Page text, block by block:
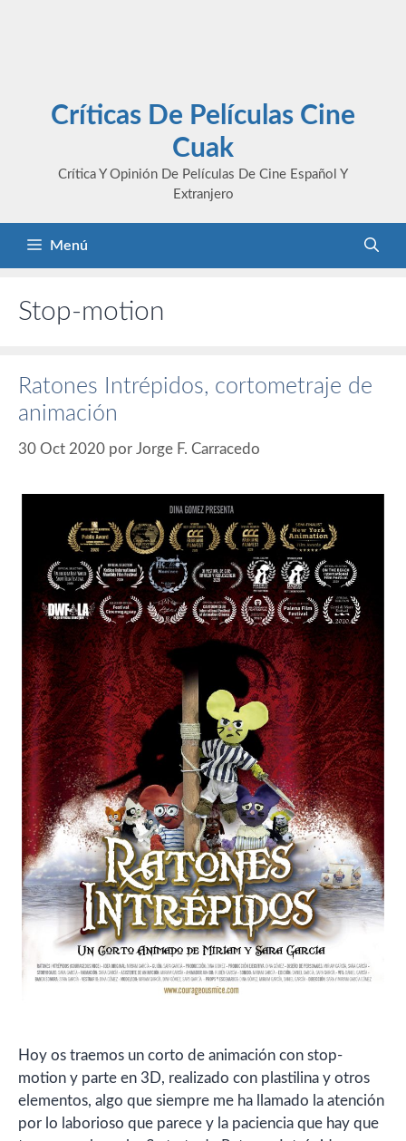
Críticas De Películas Cine
Cuak
Crítica Y Opinión De Películas De Cine Español Y
Extranjero
Menú
Stop-motion
Ratones Intrépidos, cortometraje de
animación
30 Oct 2020 por Jorge F. Carracedo
Hoy os traemos un corto de animación con stop-
motion y parte en 3D, realizado con plastilina y otros
elementos, algo que siempre me ha llamado la atención
por lo laborioso que parece y la paciencia que hay que